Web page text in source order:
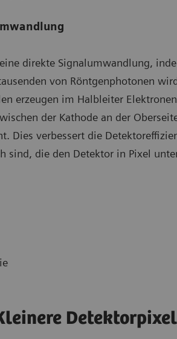
direkte Signalumwandlung,
von Röntgenphotonen
erzeugen im Halbleiter
der Kathode an der
Dies verbessert die
sind, die den Detektor in Pixel
Detektorpixel